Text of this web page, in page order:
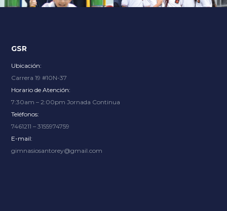
excitement.
GSR
Ubicación:
Carrera 19 #10N-37
Horario de Atención:
7:30am – 2:00pm Jornada Continua
Teléfonos:
7461211 – 3155974759
E-mail:
gimnasiosantorey@gmail.com